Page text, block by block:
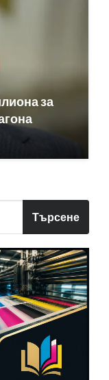
за
Търсене